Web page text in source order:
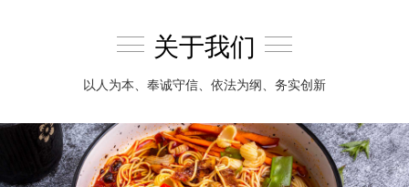
关于我们
以人为本、奉诚守信、依法为纲、务实创新